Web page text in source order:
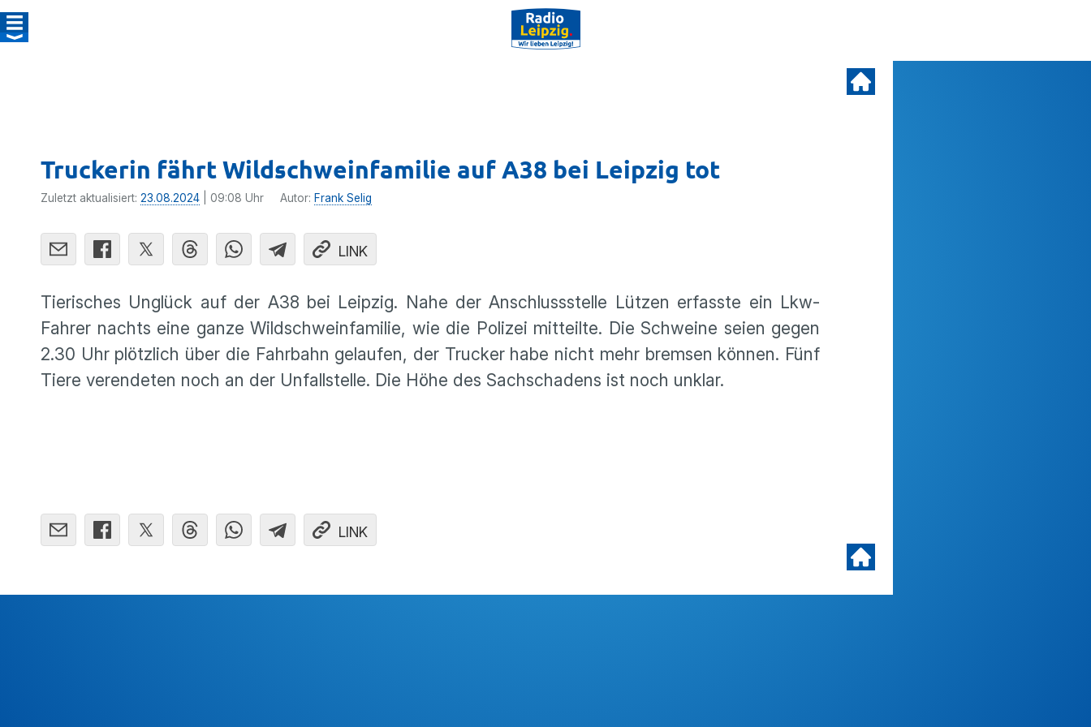
Truckerin fährt Wildschweinfamilie auf A38 bei Leipzig tot
Zuletzt aktualisiert: 23.08.2024 | 09:08 Uhr Autor: Frank Selig
LINK
Tierisches Unglück auf der A38 bei Leipzig. Nahe der Anschlussstelle Lützen erfasste ein Lkw-
Fahrer nachts eine ganze Wildschweinfamilie, wie die Polizei mitteilte. Die Schweine seien gegen
2.30 Uhr plötzlich über die Fahrbahn gelaufen, der Trucker habe nicht mehr bremsen können. Fünf
Tiere verendeten noch an der Unfallstelle. Die Höhe des Sachschadens ist noch unklar.
LINK